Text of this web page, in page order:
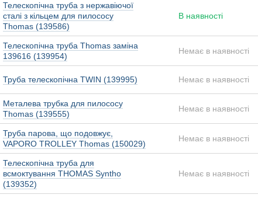
Телескопічна труба з нержавіючої
сталі з кільцем для пилососу
Thomas (139586)
В наявності
Телескопічна труба Thomas заміна
139616 (139954)
Немає в наявності
Труба телескопічна TWIN (139995) Немає в наявності
Металева трубка для пилососу
Thomas (139555)
Немає в наявності
Труба парова, що подовжує,
VAPORO TROLLEY Thomas (150029)
Немає в наявності
Телескопічна труба для
всмоктування THOMAS Syntho
(139352)
Немає в наявності